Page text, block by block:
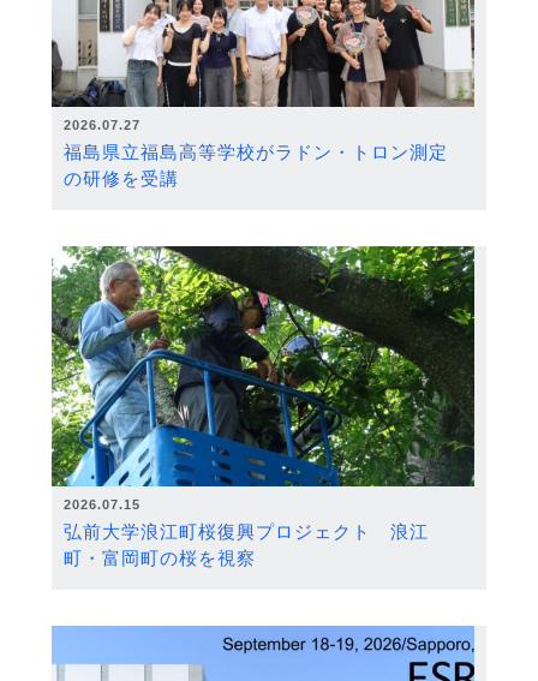
2026.07.27
福島県立福島高等学校がラドン・トロン測定
の研修を受講
2026.07.15
弘前大学浪江町桜復興プロジェクト 浪江
町・富岡町の桜を視察